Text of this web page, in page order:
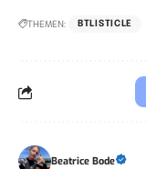
THEMEN: BTLISTICLE
Beatrice Bode